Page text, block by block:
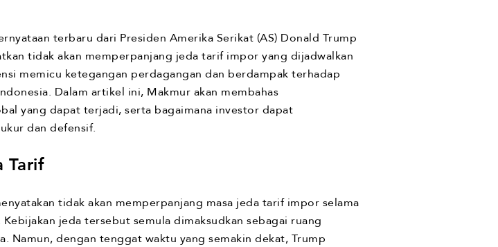
terbaru dari Presiden Amerika Serikat (AS) Donald Trump
tidak akan memperpanjang jeda tarif impor yang dijadwalkan
memicu ketegangan perdagangan dan berdampak terhadap
Dalam artikel ini, Makmur akan membahas
yang dapat terjadi, serta bagaimana investor dapat
dan defensif.
Tarif
tidak akan memperpanjang masa jeda tarif impor selama
jeda tersebut semula dimaksudkan sebagai ruang
Namun, dengan tenggat waktu yang semakin dekat, Trump